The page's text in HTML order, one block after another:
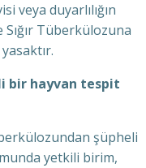
veya duyarlılığın
Tüberkülozuna
bir hayvan tespit
şüpheli
yetkili birim,